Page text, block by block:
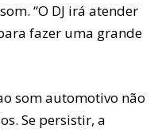
“O DJ irá atender
fazer uma grande
som automotivo não
Se persistir, a